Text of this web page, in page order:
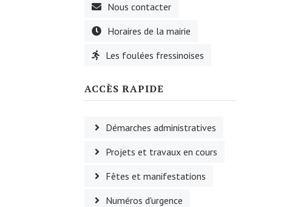
Nous contacter
Horaires de la mairie
Les foulées fressinoises
ACCÈS RAPIDE
Démarches administratives
Projets et travaux en cours
Fêtes et manifestations
Numéros d'urgence